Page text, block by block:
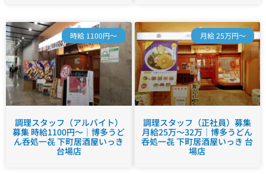
時給 1100円～
調理スタッフ（アルバイト）
募集 時給1100円～｜博多うど
ん呑処一㐂 下町居酒屋いっき
台場店
月給 25万円～
調理スタッフ（正社員）募集
月給25万～32万｜博多うどん
呑処一㐂 下町居酒屋いっき 台
場店